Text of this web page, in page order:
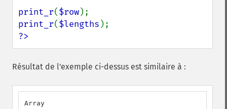
print_r($row
print_r($lengths
?>
Résultat de l'exemple ci-dessus est similaire à :
Array